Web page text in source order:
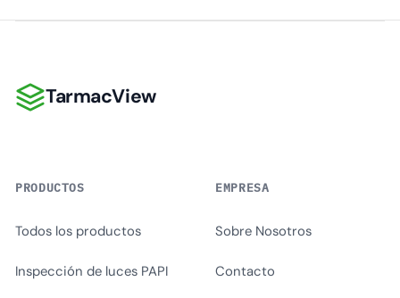
TarmacView
TarmacView
PRODUCTOS
Todos los productos
Inspección de luces PAPI
EMPRESA
Sobre Nosotros
Contacto